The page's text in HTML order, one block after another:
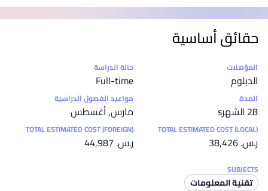
حقائق أساسية
إحصائيات
المؤهلات
الدبلوم
حالة الدراسة
Full-time
المدة
28 الشهرs
مواعيد الفصول الدراسية
مارس, أغسطس
TOTAL ESTIMATED COST (LOCAL)
ر.س.‏ 38,426
TOTAL ESTIMATED COST (FOREIGN)
ر.س.‏ 44,987
SUBJECTS
تقنية المعلومات